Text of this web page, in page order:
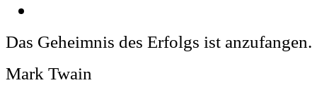
Das Geheimnis des Erfolgs ist anzufangen.
Mark Twain